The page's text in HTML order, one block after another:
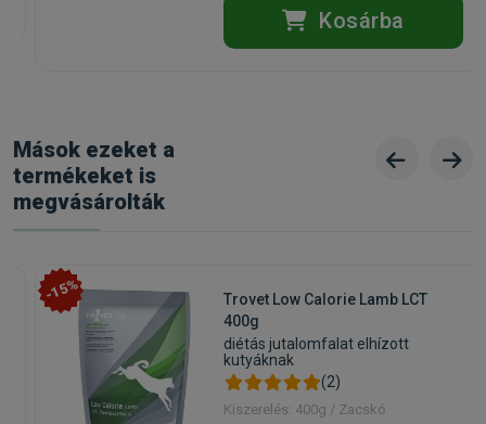
Kosárba
Mások ezeket a
termékeket is
megvásárolták
-15%
Trovet Low Calorie Lamb LCT
400g
diétás jutalomfalat elhízott
kutyáknak
(2)
Kiszerelés: 400g / Zacskó